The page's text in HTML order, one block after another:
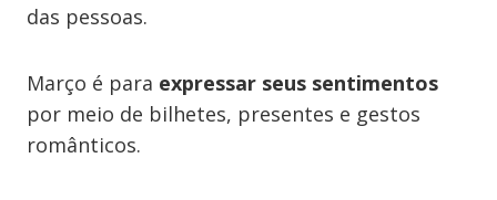
das pessoas.
Março é para expressar seus sentimentos
por meio de bilhetes, presentes e gestos
românticos.